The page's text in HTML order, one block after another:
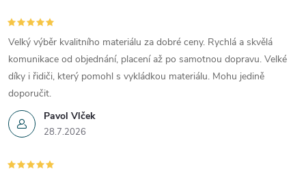
Pavol Vlček
28.7.2026
Velký výběr kvalitního materiálu za dobré ceny. Rychlá a skvělá
komunikace od objednání, placení až po samotnou dopravu. Velké
díky i řidiči, který pomohl s vykládkou materiálu. Mohu jedině
doporučit.